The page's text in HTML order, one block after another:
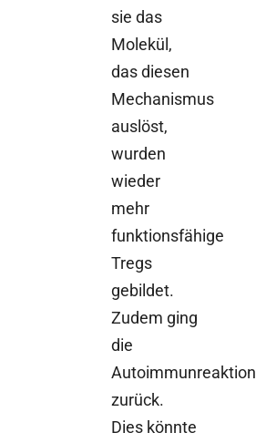
sie das
Molekül,
das diesen
Mechanismus
auslöst,
wurden
wieder
mehr
funktionsfähige
Tregs
gebildet.
Zudem ging
die
Autoimmunreaktion
zurück.
Dies könnte